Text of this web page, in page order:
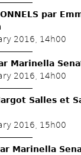
par
2016, 14h00
Marinella
2016, 14h00
Salles et
2016, 15h00
Marinella